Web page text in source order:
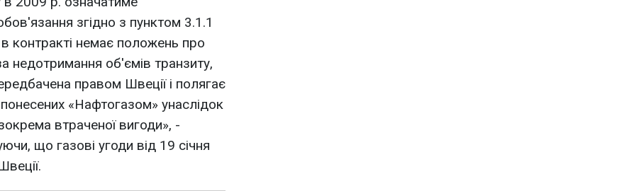
згідно з пунктом 3.1.1
контракті немає положень про
недотримання об'ємів транзиту,
правом Швеції і полягає
«Нафтогазом» унаслідок
втраченої вигоди», -
що газові угоди від 19 січня